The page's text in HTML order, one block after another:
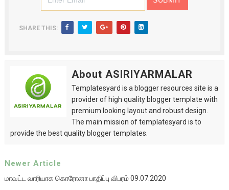
SHARE THIS:
About ASIRIYARMALAR
Templatesyard is a blogger resources site is a
provider of high quality blogger template with
premium looking layout and robust design.
The main mission of templatesyard is to
provide the best quality blogger templates.
Newer Article
மாவட்ட வாரியாக கொரோனா பாதிப்பு விபரம் 09.07.2020